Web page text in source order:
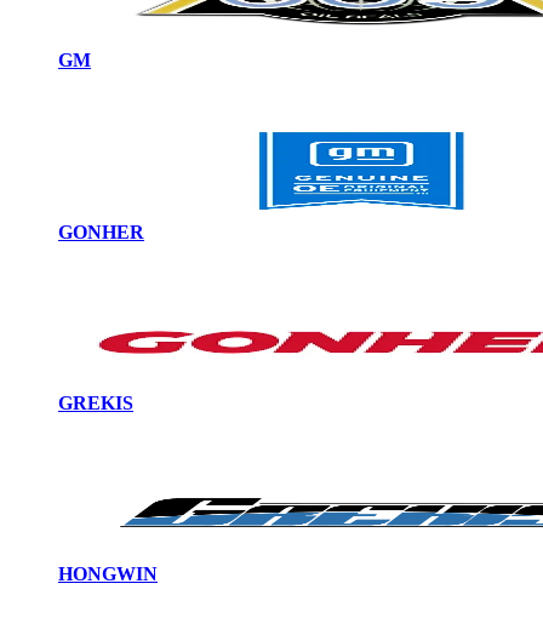
GM
GONHER
GREKIS
HONGWIN